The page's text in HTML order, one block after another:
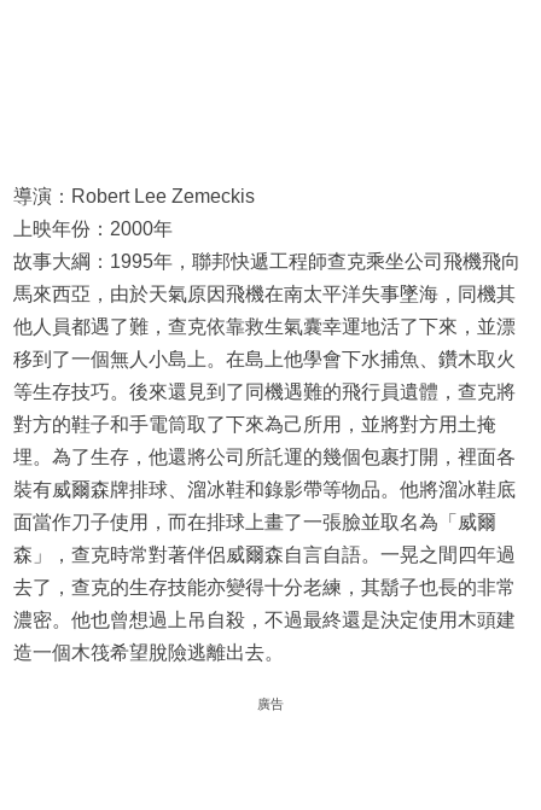
導演：Robert Lee Zemeckis
上映年份：2000年
故事大綱：1995年，聯邦快遞工程師查克乘坐公司飛機飛向
馬來西亞，由於天氣原因飛機在南太平洋失事墜海，同機其
他人員都遇了難，查克依靠救生氣囊幸運地活了下來，並漂
移到了一個無人小島上。在島上他學會下水捕魚、鑽木取火
等生存技巧。後來還見到了同機遇難的飛行員遺體，查克將
對方的鞋子和手電筒取了下來為己所用，並將對方用土掩
埋。為了生存，他還將公司所託運的幾個包裹打開，裡面各
裝有威爾森牌排球、溜冰鞋和錄影帶等物品。他將溜冰鞋底
面當作刀子使用，而在排球上畫了一張臉並取名為「威爾
森」，查克時常對著伴侶威爾森自言自語。一晃之間四年過
去了，查克的生存技能亦變得十分老練，其鬍子也長的非常
濃密。他也曾想過上吊自殺，不過最終還是決定使用木頭建
造一個木筏希望脫險逃離出去。
廣告